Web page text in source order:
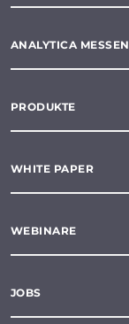
ANALYTICA MESSEN
PRODUKTE
WHITE PAPER
WEBINARE
JOBS